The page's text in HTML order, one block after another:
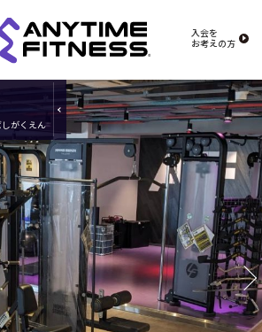
入会を
お考えの方
がくえん